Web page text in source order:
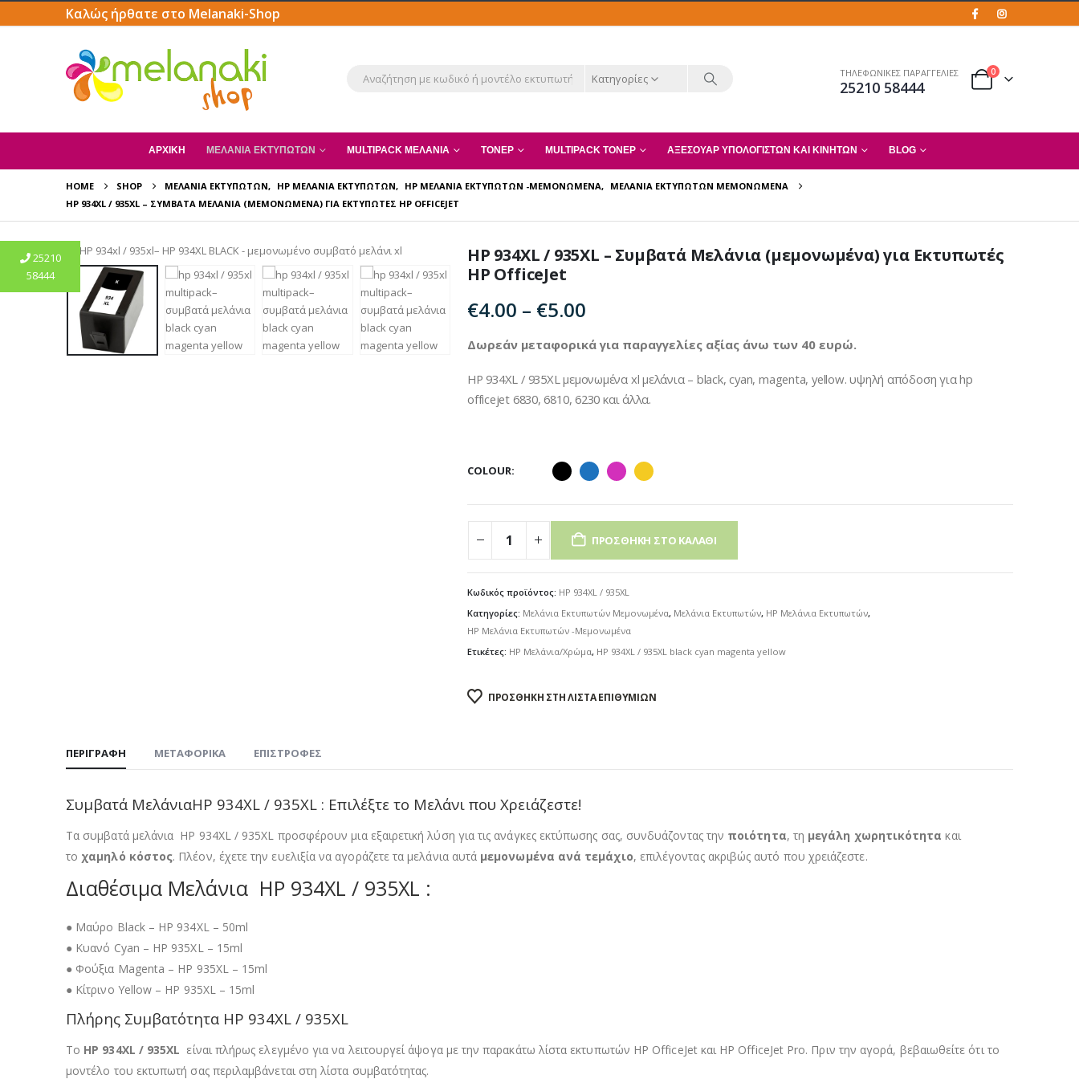
Καλώς ήρθατε στο Melanaki-Shop
Κατηγορίες ΤΗΛΕΦΩΝΙΚΕΣ ΠΑΡΑΓΓΕΛΙΕΣ
25210 58444
0
ΑΡΧΙΚΗ ΜΕΛΆΝΙΑ ΕΚΤΥΠΩΤΏΝ MULTIPACK ΜΕΛΆΝΙΑ ΤΌΝΕΡ MULTIPACK ΤΌΝΕΡ ΑΞΕΣΟΥΆΡ ΥΠΟΛΟΓΙΣΤΏΝ ΚΑΙ ΚΙΝΗΤΏΝ BLOG
HOME SHOP ΜΕΛΆΝΙΑ ΕΚΤΥΠΩΤΏΝ, HP ΜΕΛΆΝΙΑ ΕΚΤΥΠΩΤΏΝ, HP ΜΕΛΆΝΙΑ ΕΚΤΥΠΩΤΏΝ -ΜΕΜΟΝΩΜΈΝΑ, ΜΕΛΆΝΙΑ ΕΚΤΥΠΩΤΏΝ ΜΕΜΟΝΩΜΈΝΑ
HP 934XL / 935XL – ΣΥΜΒΑΤΆ ΜΕΛΆΝΙΑ (ΜΕΜΟΝΩΜΈΝΑ) ΓΙΑ ΕΚΤΥΠΩΤΈΣ HP OFFICEJET
HP 934XL / 935XL – Συμβατά Μελάνια (μεμονωμένα) για Εκτυπωτές
HP OfficeJet
€4.00 – €5.00
€4.00
€5.00
Δωρεάν μεταφορικά για παραγγελίες αξίας άνω των 40 ευρώ.
HP 934XL / 935XL μεμονωμένα xl μελάνια – black, cyan, magenta, yellow. υψηλή απόδοση για hp
officejet 6830, 6810, 6230 και άλλα.
COLOUR
ΠΡΟΣΘΉΚΗ ΣΤΟ ΚΑΛΆΘΙ
Κωδικός προϊόντος: HP 934XL / 935XL
Κατηγορίες: Μελάνια Εκτυπωτών Μεμονωμένα, Μελάνια Εκτυπωτών, HP Μελάνια Εκτυπωτών,
HP Μελάνια Εκτυπωτών -Μεμονωμένα
Ετικέτες: HP Μελάνια/Χρώμα, HP 934XL / 935XL black cyan magenta yellow
ΠΡΟΣΘΉΚΗ ΣΤΗ ΛΊΣΤΑ ΕΠΙΘΥΜΙΏΝ
ΠΕΡΙΓΡΑΦΉ ΜΕΤΑΦΟΡΙΚΆ ΕΠΙΣΤΡΟΦΈΣ
Συμβατά ΜελάνιαHP 934XL / 935XL : Επιλέξτε το Μελάνι που Χρειάζεστε!
Τα συμβατά μελάνια HP 934XL / 935XL προσφέρουν μια εξαιρετική λύση για τις ανάγκες εκτύπωσης σας, συνδυάζοντας την ποιότητα, τη μεγάλη χωρητικότητα και
το χαμηλό κόστος. Πλέον, έχετε την ευελιξία να αγοράζετε τα μελάνια αυτά μεμονωμένα ανά τεμάχιο, επιλέγοντας ακριβώς αυτό που χρειάζεστε.
Διαθέσιμα Μελάνια HP 934XL / 935XL :
● Μαύρο Black – HP 934XL – 50ml
● Κυανό Cyan – HP 935XL – 15ml
● Φούξια Magenta – HP 935XL – 15ml
● Κίτρινο Yellow – HP 935XL – 15ml
Πλήρης Συμβατότητα HP 934XL / 935XL
Το HP 934XL / 935XL είναι πλήρως ελεγμένο για να λειτουργεί άψογα με την παρακάτω λίστα εκτυπωτών HP OfficeJet και HP OfficeJet Pro. Πριν την αγορά, βεβαιωθείτε ότι το
μοντέλο του εκτυπωτή σας περιλαμβάνεται στη λίστα συμβατότητας.
25210
58444